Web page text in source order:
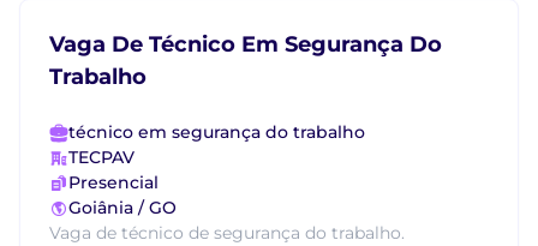
Vaga De Técnico Em Segurança Do
Trabalho
técnico em segurança do trabalho
TECPAV
Presencial
Goiânia / GO
Vaga de técnico de segurança do trabalho.